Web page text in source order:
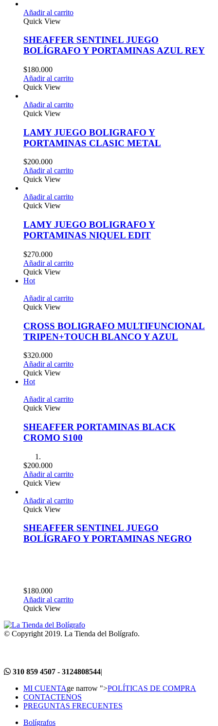
Añadir al carrito
Quick View
SHEAFFER SENTINEL JUEGO
BOLÍGRAFO Y PORTAMINAS AZUL REY
$180.000
Añadir al carrito
Quick View
Añadir al carrito
Quick View
LAMY JUEGO BOLIGRAFO Y
PORTAMINAS CLASIC METAL
$200.000
Añadir al carrito
Quick View
Añadir al carrito
Quick View
LAMY JUEGO BOLIGRAFO Y
PORTAMINAS NIQUEL EDIT
$270.000
Añadir al carrito
Quick View
Hot
Añadir al carrito
Quick View
CROSS BOLIGRAFO MULTIFUNCIONAL
TRIPEN+TOUCH BLANCO Y AZUL
$320.000
Añadir al carrito
Quick View
Hot
Añadir al carrito
Quick View
SHEAFFER PORTAMINAS BLACK
CROMO S100
$200.000
Añadir al carrito
Quick View
Añadir al carrito
Quick View
SHEAFFER SENTINEL JUEGO
BOLÍGRAFO Y PORTAMINAS NEGRO
$180.000
Añadir al carrito
Quick View
© Copyright 2019. La Tienda del Bolígrafo.
310 859 4507 - 3124808544|
MI CUENTAge narrow ">POLÍTICAS DE COMPRA
CONTACTENOS
PREGUNTAS FRECUENTES
Bolígrafos